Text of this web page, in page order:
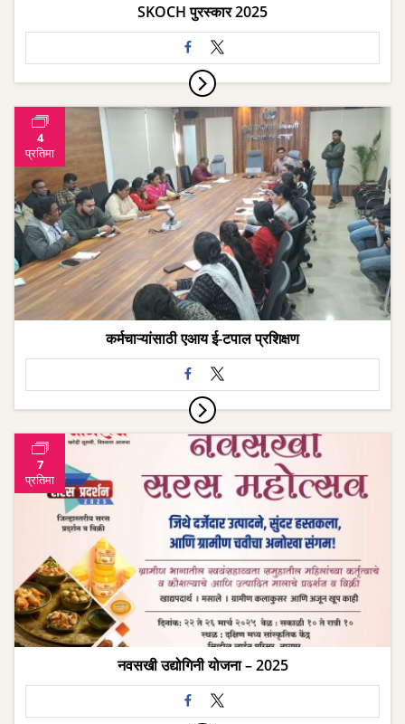
SKOCH पुरस्कार 2025
4
प्रतिमा
कर्मचाऱ्यांसाठी एआय ई-टपाल प्रशिक्षण
7
प्रतिमा
नवसखी उद्योगिनी योजना – 2025